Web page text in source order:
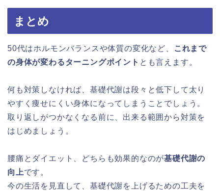
まとめ
50代はホルモンバランスや体質の変化など、
これまで
の身体が変わるターニングポイント とも言えます。
何も対策しなければ、基礎代謝は段々と低下して太り
やすく痩せにくい身体になってしまうことでしょう。
取り返しがつかなくなる前に、出来る範囲から対策を
はじめましょう。
腰痛とダイエット、どちらも効果的なのが基礎代謝の
向上です。
今の生活を見直して、基礎代謝を上げるための工夫を